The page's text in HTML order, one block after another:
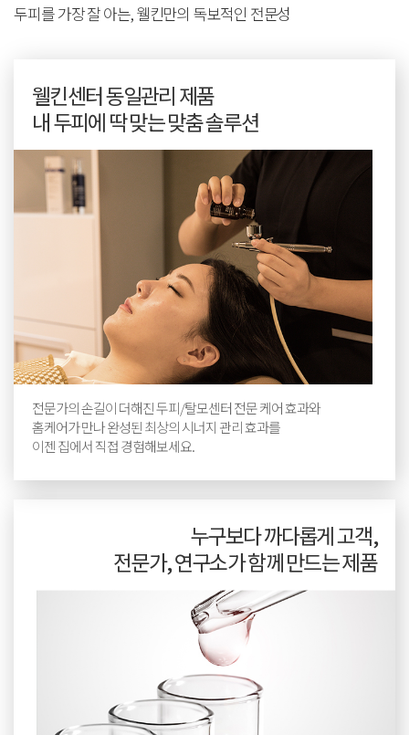
두피를 가장 잘 아는, 웰킨만의 독보적인 전문성
웰킨센터 동일관리 제품
내 두피에 딱 맞는 맞춤 솔루션
전문가의 손길이 더해진 두피/탈모센터 전문 케어 효과와
홈케어가 만나 완성된 최상의 시너지 관리 효과를
이젠 집에서 직접 경험해보세요.
누구보다 까다롭게 고객,
전문가, 연구소가 함께 만드는 제품